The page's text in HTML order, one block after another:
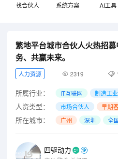
找合伙人 系统方案 AI工具
繁地平台城市合伙人火热招
务、共赢未来。
人力资源 2319
所属行业： IT互联网 制造工业
人资类型： 市场合伙人 早期
所在城市： 广州 深圳 全
四驱动力